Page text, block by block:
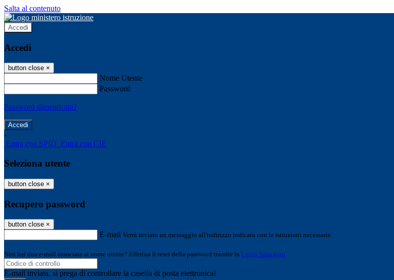
Salta al contenuto
Accedi
Accedi
button close ×
Nome Utente
Password
Password dimenticata?
-
Entra con SPID Entra con CIE
Seleziona utente
button close ×
Recupero password
button close ×
E-mail Verrà inviato un messaggio all'indirizzo indicato con le istruzioni necessarie.
Non hai una e-mail associata al nome utente? Effettua il reset della password tramite la Login Spaggiari
E-mail inviata, si prega di controllare la casella di posta elettronica!